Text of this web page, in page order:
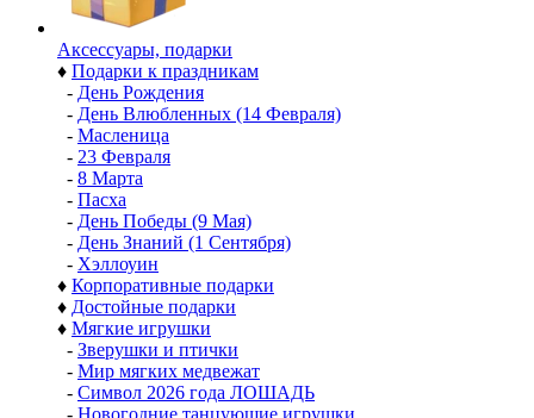
Аксессуары, подарки
♦ Подарки к праздникам
- День Рождения
- День Влюбленных (14 Февраля)
- Масленица
- 23 Февраля
- 8 Марта
- Пасха
- День Победы (9 Мая)
- День Знаний (1 Сентября)
- Хэллоуин
♦ Корпоративные подарки
♦ Достойные подарки
♦ Мягкие игрушки
- Зверушки и птички
- Мир мягких медвежат
- Символ 2026 года ЛОШАДЬ
- Новогодние танцующие игрушки